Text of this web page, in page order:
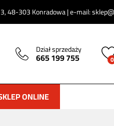
48-303 Konradowa | e-mail:
Dział sprzedaży
665 199 755 0
ONLINE